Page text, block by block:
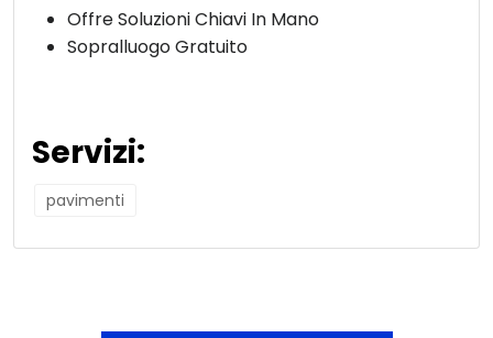
Offre Soluzioni Chiavi In Mano
Sopralluogo Gratuito
Servizi:
pavimenti